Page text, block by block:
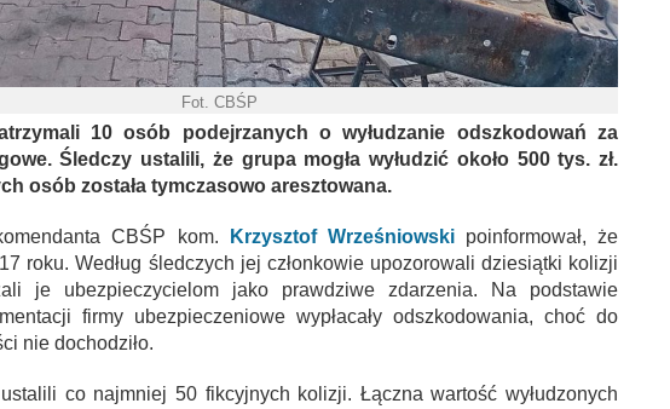
Fot. CBŚP
10 osób podejrzanych o wyłudzanie odszkodowań za
Śledczy ustalili, że grupa mogła wyłudzić około 500 tys. zł.
osób została tymczasowo aresztowana.
CBŚP kom. Krzysztof Wrześniowskipoinformował, że
roku. Według śledczych jej członkowie upozorowali dziesiątki kolizji
je ubezpieczycielom jako prawdziwe zdarzenia. Na podstawie
firmy ubezpieczeniowe wypłacały odszkodowania, choć do
nie dochodziło.
co najmniej 50 fikcyjnych kolizji. Łączna wartość wyłudzonych